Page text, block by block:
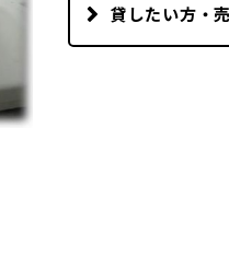
貸したい方・